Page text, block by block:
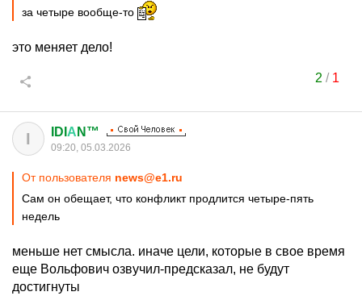
за четыре вообще-то
это меняет дело!
2 / 1
I IDI А N™
09:20, 05.03.2026
От пользователя news@e1.ru
Сам он обещает, что конфликт продлится четыре-пять
недель
меньше нет смысла. иначе цели, которые в свое время
еще Вольфович озвучил-предсказал, не будут
достигнуты